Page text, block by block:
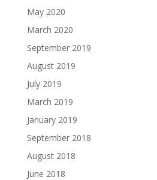
May 2020
March 2020
September 2019
August 2019
July 2019
March 2019
January 2019
September 2018
August 2018
June 2018